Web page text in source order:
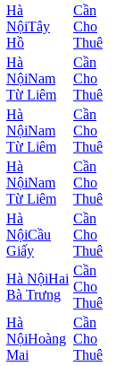
Hà
NộiTây
Hồ
Cần
Cho
Thuê
Hà
NộiNam
Từ Liêm
Cần
Cho
Thuê
Hà
NộiNam
Từ Liêm
Cần
Cho
Thuê
Hà
NộiNam
Từ Liêm
Cần
Cho
Thuê
Hà
NộiCầu
Giấy
Cần
Cho
Thuê
Hà NộiHai
Bà Trưng
Cần
Cho
Thuê
Hà
NộiHoàng
Mai
Cần
Cho
Thuê